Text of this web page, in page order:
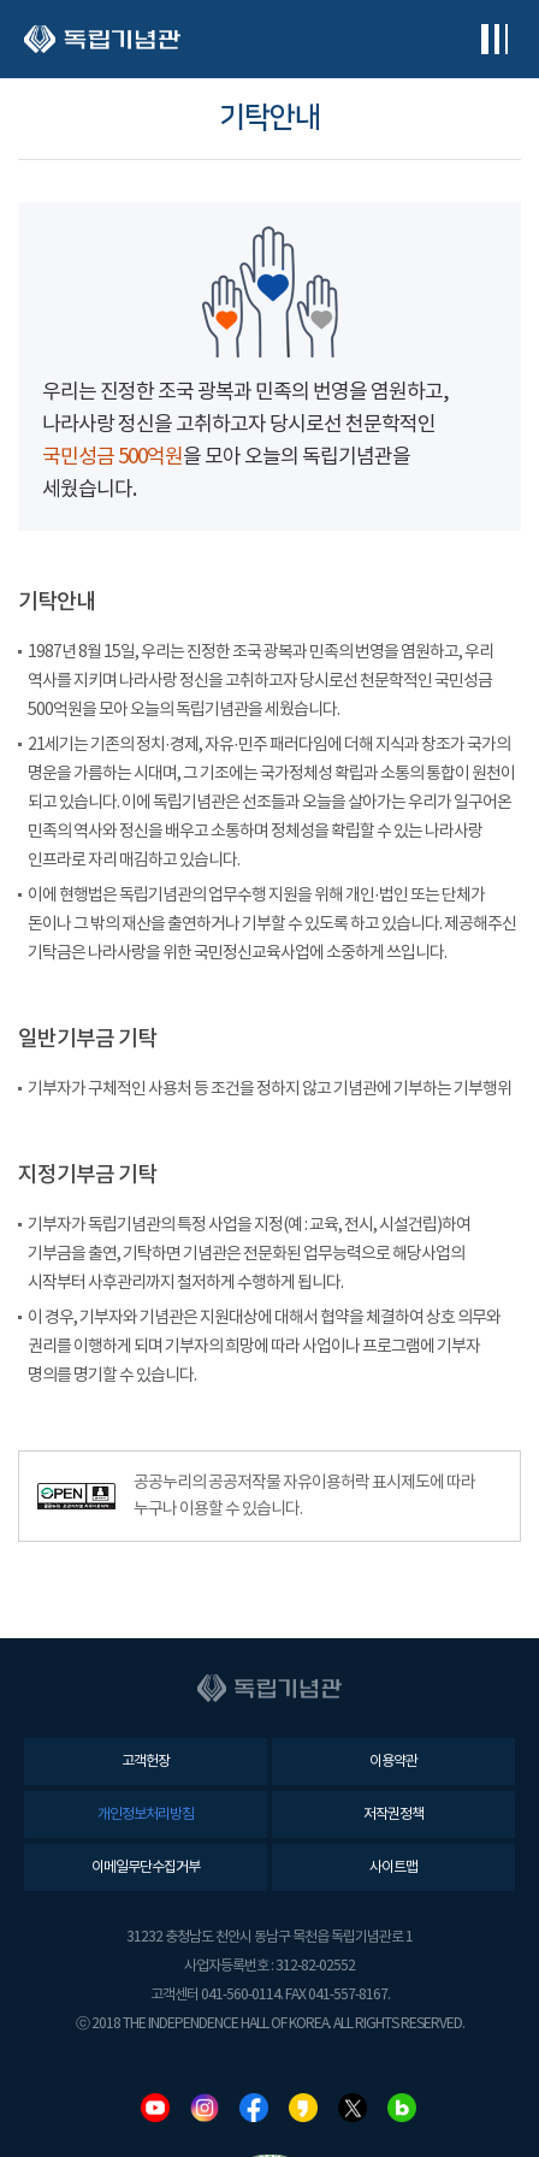
기탁안내
우리는 진정한 조국 광복과 민족의 번영을 염원하고,
나라사랑 정신을 고취하고자 당시로선 천문학적인
국민성금 500억원을 모아 오늘의 독립기념관을
세웠습니다.
기탁안내
1987년 8월 15일, 우리는 진정한 조국 광복과 민족의 번영을 염원하고, 우리
역사를 지키며 나라사랑 정신을 고취하고자 당시로선 천문학적인 국민성금
500억원을 모아 오늘의 독립기념관을 세웠습니다.
21세기는 기존의 정치·경제, 자유·민주 패러다임에 더해 지식과 창조가 국가의
명운을 가름하는 시대며, 그 기조에는 국가정체성 확립과 소통의 통합이 원천이
되고 있습니다. 이에 독립기념관은 선조들과 오늘을 살아가는 우리가 일구어온
민족의 역사와 정신을 배우고 소통하며 정체성을 확립할 수 있는 나라사랑
인프라로 자리 매김하고 있습니다.
이에 현행법은 독립기념관의 업무수행 지원을 위해 개인·법인 또는 단체가
돈이나 그 밖의 재산을 출연하거나 기부할 수 있도록 하고 있습니다. 제공해주신
기탁금은 나라사랑을 위한 국민정신교육사업에 소중하게 쓰입니다.
일반기부금 기탁
기부자가 구체적인 사용처 등 조건을 정하지 않고 기념관에 기부하는 기부행위
지정기부금 기탁
기부자가 독립기념관의 특정 사업을 지정(예 : 교육, 전시, 시설건립)하여
기부금을 출연, 기탁하면 기념관은 전문화된 업무능력으로 해당사업의
시작부터 사후관리까지 철저하게 수행하게 됩니다.
이 경우, 기부자와 기념관은 지원대상에 대해서 협약을 체결하여 상호 의무와
권리를 이행하게 되며 기부자의 희망에 따라 사업이나 프로그램에 기부자
명의를 명기할 수 있습니다.
공공누리공공저작물자유이용허락–출처표시이미지
공공누리의 공공저작물 자유이용허락 표시제도에 따라
누구나 이용할 수 있습니다.
고객헌장 이용약관
개인정보처리방침 저작권정책
이메일무단수집거부 사이트맵
31232 충청남도 천안시 동남구 목천읍 독립기념관로 1
사업자등록번호 : 312-82-02552
고객센터 041-560-0114. FAX 041-557-8167.
ⓒ 2018 THE INDEPENDENCE HALL OF KOREA. ALL RIGHTS RESERVED.